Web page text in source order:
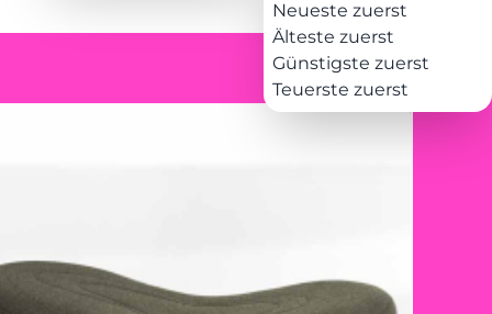
Neueste zuerst
Älteste zuerst
Günstigste zuerst
Teuerste zuerst